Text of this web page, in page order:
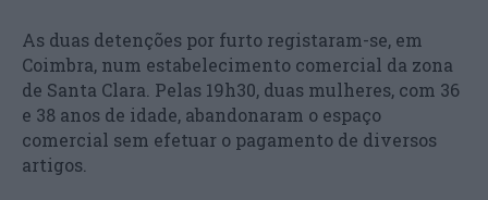
As duas detenções por furto registaram-se, em
Coimbra, num estabelecimento comercial da zona
de Santa Clara. Pelas 19h30, duas mulheres, com 36
e 38 anos de idade, abandonaram o espaço
comercial sem efetuar o pagamento de diversos
artigos.